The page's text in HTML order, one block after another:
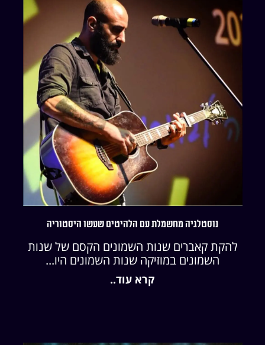
נוסטלגיה מחשמלת עם הלהיטים שעשו היסטוריה
להקת קאברים שנות השמונים הקסם של שנות
השמונים במוזיקה שנות השמונים היו...
קרא עוד..